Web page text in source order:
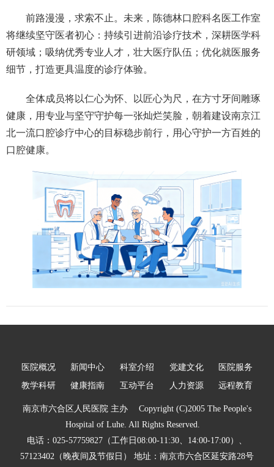
前路漫漫，求索不止。未来，陈德林口腔科名医工作室
将继续坚守医者初心：持续引进前沿诊疗技术，深耕医学科
研领域；吸纳优秀专业人才，壮大医疗队伍；优化就医服务
细节，打造更具温度的诊疗体验。
全体成员将以仁心为怀、以匠心为尺，在方寸牙间雕琢
健康，用专业与坚守守护每一张灿烂笑脸，朝着建设南京江
北一流口腔诊疗中心的目标稳步前行，用心守护一方百姓的
口腔健康。
医院概况 新闻中心 科室介绍 党建文化
医院服务
教学科研
健康指南 互动平台 人力资源 远程教育
南京市六合区人民医院 主办 Copyright (C)2005 The People's
Hospital of Luhe. All Rights Reserved.
电话：025-57759827（工作日08:00-11:30、14:00-17:00）、
57123402（晚夜间及节假日） 地址：南京市六合区延安路28号